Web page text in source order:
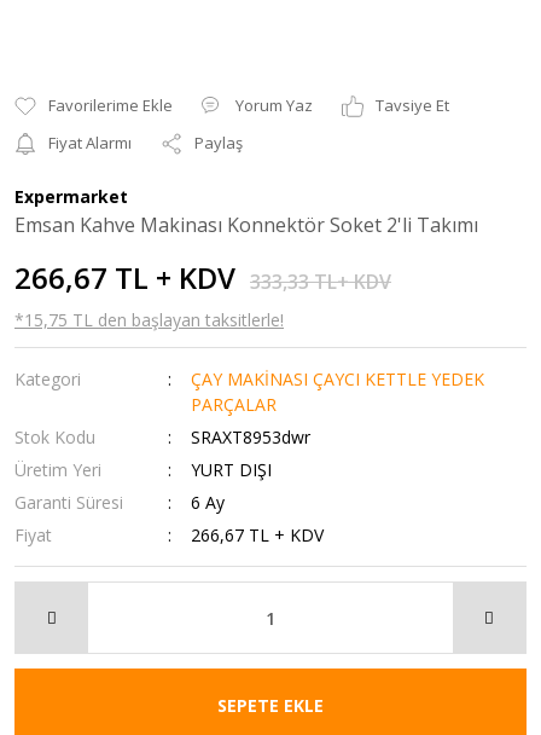
Yorum Yaz
Tavsiye Et
Fiyat Alarmı
Paylaş
Expermarket
Emsan Kahve Makinası Konnektör Soket 2'li Takımı
266,67 TL + KDV 333,33 TL+ KDV
*15,75 TL den başlayan taksitlerle!
Kategori
ÇAY MAKİNASI ÇAYCI KETTLE YEDEK
PARÇALAR
Stok Kodu
SRAXT8953dwr
Üretim Yeri
YURT DIŞI
Garanti Süresi
6 Ay
Fiyat
266,67 TL + KDV
SEPETE EKLE